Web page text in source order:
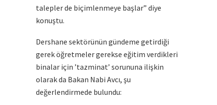
talepler de biçimlenmeye başlar” diye
konuştu.
Dershane sektörünün gündeme getirdiği
gerek öğretmeler gerekse eğitim verdikleri
binalar için ’tazminat’ sorununa ilişkin
olarak da Bakan Nabi Avcı, şu
değerlendirmede bulundu: